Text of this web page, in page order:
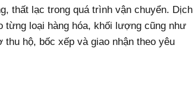
thất lạc trong quá trình vận chuyển. Dịch
từng loại hàng hóa, khối lượng cũng như
hộ, bốc xếp và giao nhận theo yêu